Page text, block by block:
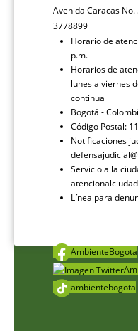
Avenida Caracas
3778899
Horario de
p.m.
Horarios de
lunes a viernes
continua
Bogotá -
Código Postal:
Notificaciones
Servicio a la
Línea para
AmbienteBogota
ambientebogota